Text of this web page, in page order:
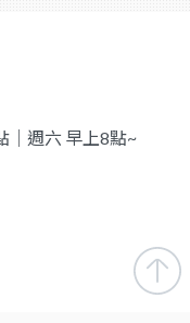
｜週六 早上8點~